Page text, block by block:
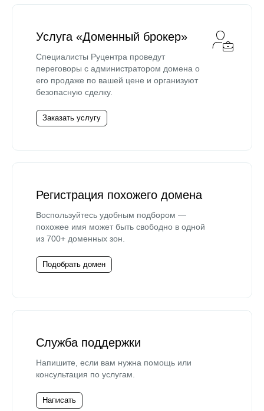
Услуга «Доменный брокер»
Специалисты Руцентра проведут
переговоры с администратором домена о
его продаже по вашей цене и организуют
безопасную сделку.
Заказать услугу
Регистрация похожего домена
Воспользуйтесь удобным подбором —
похожее имя может быть свободно в одной
из 700+ доменных зон.
Подобрать домен
Служба поддержки
Напишите, если вам нужна помощь или
консультация по услугам.
Написать